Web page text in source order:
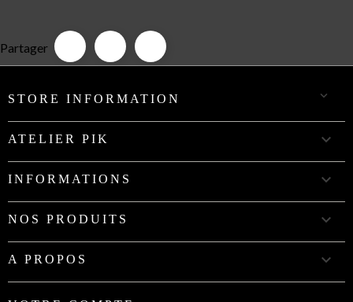
Partager
STORE INFORMATION 
ATELIER PIK 
INFORMATIONS 
NOS PRODUITS 
A PROPOS 